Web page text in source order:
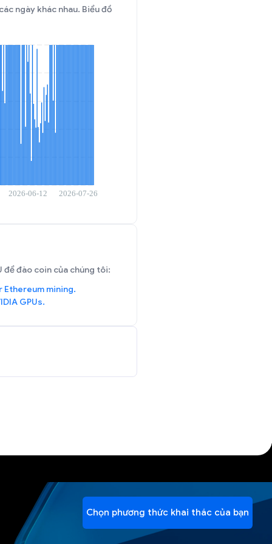
ngày khác nhau. Biểu đồ
để đào coin của chúng tôi:
mining.
GPUs.
Chọn phương thức khai thác của bạn